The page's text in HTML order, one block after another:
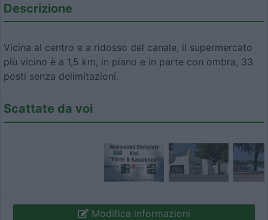
Descrizione
Vicina al centro e a ridosso del canale, il supermercato
più vicino è a 1,5 km, in piano e in parte con ombra, 33
posti senza delimitazioni.
Scattate da voi
Modifica informazioni